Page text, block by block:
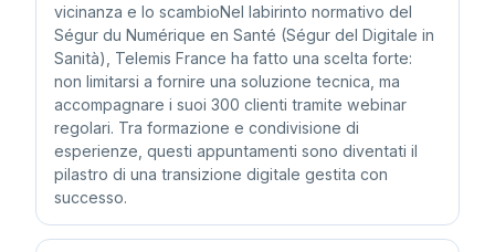
vicinanza e lo scambioNel labirinto normativo del
Ségur du Numérique en Santé (Ségur del Digitale in
Sanità), Telemis France ha fatto una scelta forte:
non limitarsi a fornire una soluzione tecnica, ma
accompagnare i suoi 300 clienti tramite webinar
regolari. Tra formazione e condivisione di
esperienze, questi appuntamenti sono diventati il
pilastro di una transizione digitale gestita con
successo.